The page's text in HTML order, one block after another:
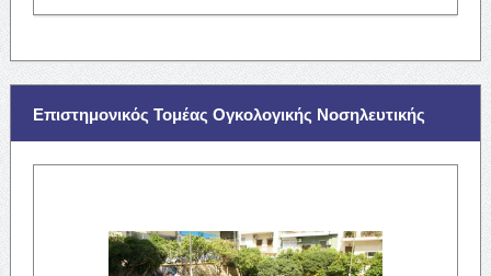
Επιστημονικός Τομέας Ογκολογικής Νοσηλευτικής